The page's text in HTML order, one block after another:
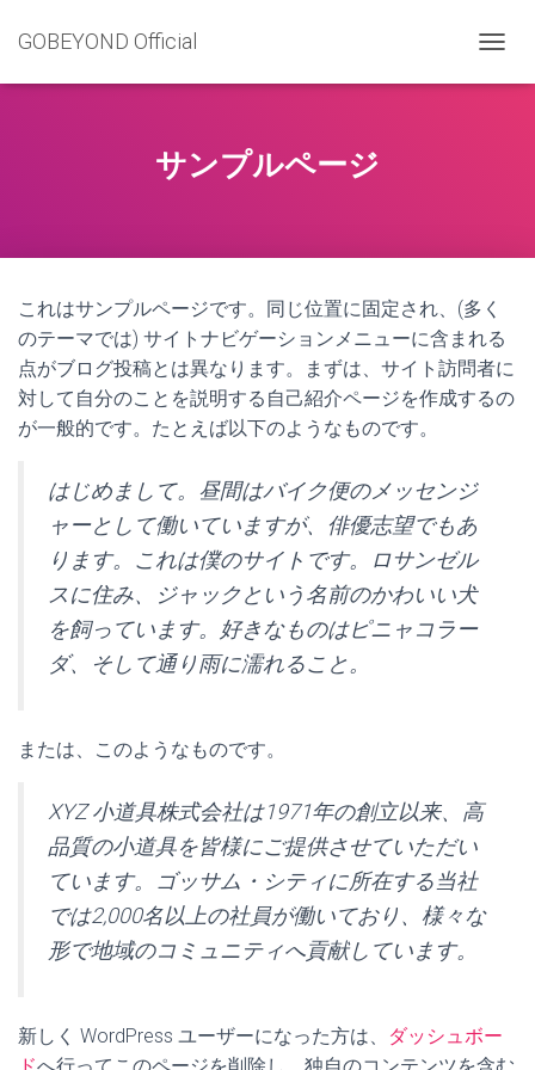
GOBEYOND Official
ビ
え
サンプルページ
これはサンプルページです。同じ位置に固定され、(多く
のテーマでは) サイトナビゲーションメニューに含まれる
点がブログ投稿とは異なります。まずは、サイト訪問者に
対して自分のことを説明する自己紹介ページを作成するの
が一般的です。たとえば以下のようなものです。
はじめまして。昼間はバイク便のメッセンジ
ャーとして働いていますが、俳優志望でもあ
ります。これは僕のサイトです。ロサンゼル
スに住み、ジャックという名前のかわいい犬
を飼っています。好きなものはピニャコラー
ダ、そして通り雨に濡れること。
または、このようなものです。
XYZ 小道具株式会社は1971年の創立以来、高
品質の小道具を皆様にご提供させていただい
ています。ゴッサム・シティに所在する当社
では2,000名以上の社員が働いており、様々な
形で地域のコミュニティへ貢献しています。
新しく WordPress ユーザーになった方は、
ダッシュボー